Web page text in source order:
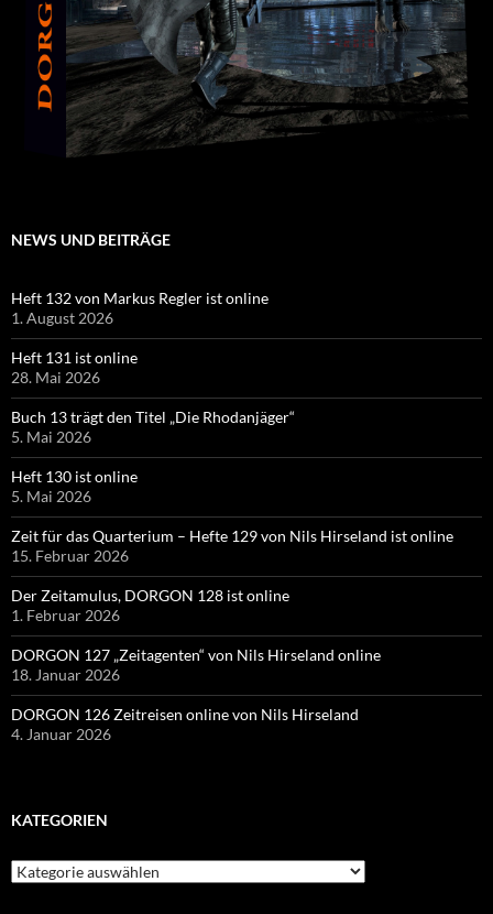
NEWS UND BEITRÄGE
Heft 132 von Markus Regler ist online
1. August 2026
Heft 131 ist online
28. Mai 2026
Buch 13 trägt den Titel „Die Rhodanjäger“
5. Mai 2026
Heft 130 ist online
5. Mai 2026
Zeit für das Quarterium – Hefte 129 von Nils Hirseland ist online
15. Februar 2026
Der Zeitamulus, DORGON 128 ist online
1. Februar 2026
DORGON 127 „Zeitagenten“ von Nils Hirseland online
18. Januar 2026
DORGON 126 Zeitreisen online von Nils Hirseland
4. Januar 2026
KATEGORIEN
Kategorien